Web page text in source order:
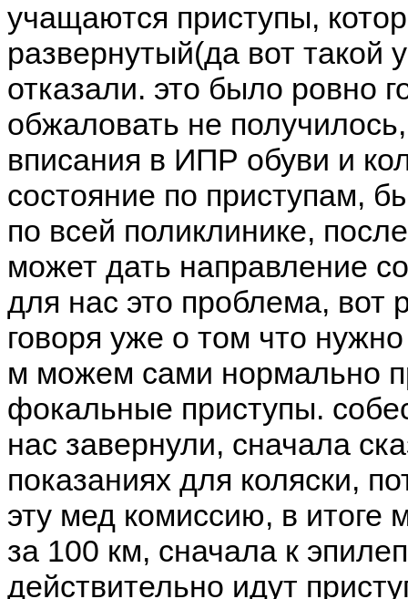
учащаются приступы,
развернутый(да вот такой
отказали. это было ровно
обжаловать не
вписания в ИПР обуви и
состояние по приступам,
по всей поликлинике,
может дать направление
для нас это проблема, вот
говоря уже о том что
м можем сами нормально
фокальные приступы.
нас завернули, сначала
показаниях для коляски,
эту мед комиссию, в итоге
за 100 км, сначала к
действительно идут